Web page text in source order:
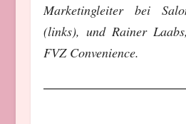
Marketingleiter bei
(links), und Rainer
FVZ Convenience.